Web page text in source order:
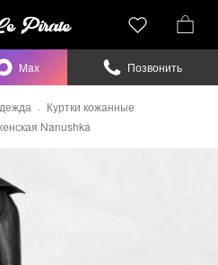
Куртки кожанные
Nanushka
Max Позвонить